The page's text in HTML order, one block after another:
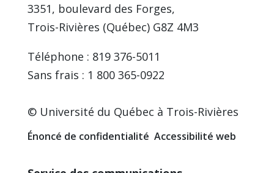
3351, boulevard des Forges,
Trois-Rivières (Québec) G8Z 4M3
Téléphone : 819 376-5011
Sans frais : 1 800 365-0922
© Université du Québec à Trois-Rivières
Énoncé de confidentialité Accessibilité web